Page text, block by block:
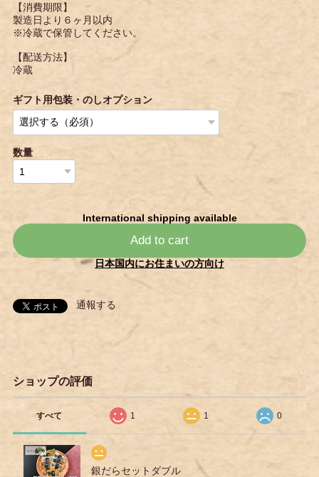
【消費期限】
製造日より６ヶ月以内
※冷蔵で保管してください。
【配送方法】
冷蔵
ギフト用包装・のしオプション
数量
International shipping available
Add to cart
日本国内にお住まいの方向け
通報する
ショップの評価
すべて 1 1 0
銀だらセットダブル